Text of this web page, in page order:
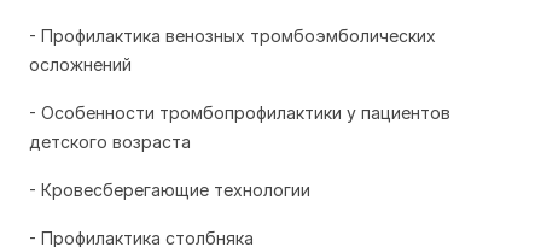
- Профилактика венозных тромбоэмболических
осложнений
- Особенности тромбопрофилактики у пациентов
детского возраста
- Кровесберегающие технологии
- Профилактика столбняка